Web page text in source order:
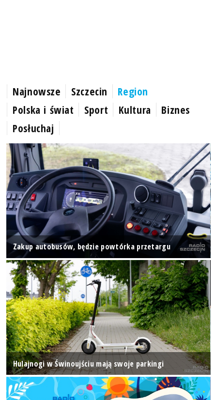
Najnowsze Szczecin
Region
Polska i świat
Sport Kultura
Biznes
Posłuchaj
Zakup autobusów, będzie powtórka przetargu
Hulajnogi w Świnoujściu mają swoje parkingi